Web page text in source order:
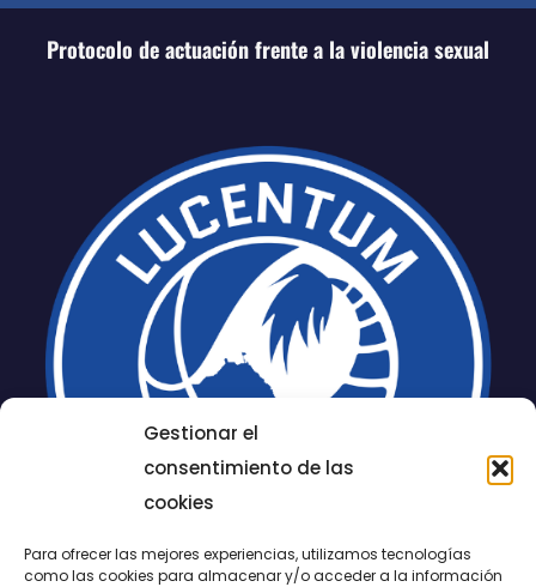
Gestionar el
consentimiento de las
cookies
Para ofrecer las mejores experiencias, utilizamos tecnologías
como las cookies para almacenar y/o acceder a la información
Protocolo de actuación frente a la violencia sexual